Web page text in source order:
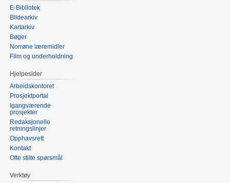
E-Bibliotek
Bildearkiv
Kartarkiv
Bøger
Norrøne læremidler
Film og underholdning
Hjelpesider
Arbeidskontoret
Prosjektportal
Igangværende
prosjekter
Redaksjonelle
retningslinjer
Opphavsrett
Kontakt
Ofte stilte spørsmål
Verktøy